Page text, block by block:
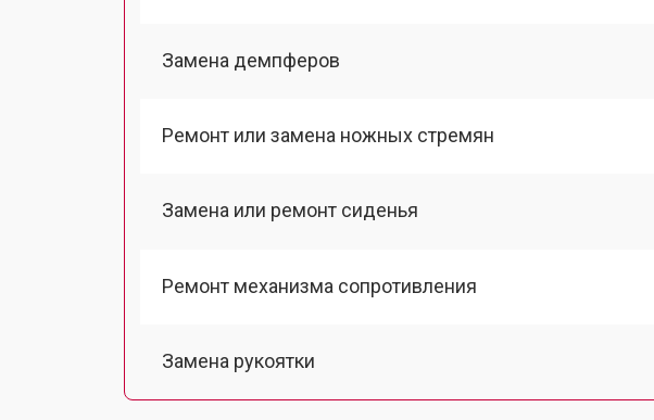
Замена демпферов
Ремонт или замена ножных стремян
Замена или ремонт сиденья
Ремонт механизма сопротивления
Замена рукоятки